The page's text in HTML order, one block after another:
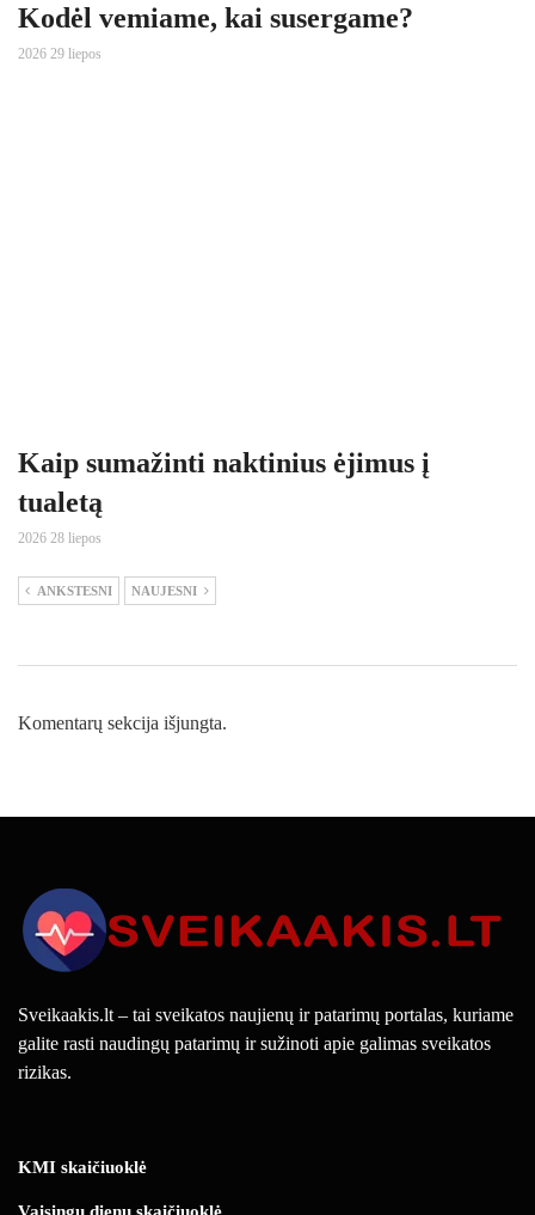
Kodėl vemiame, kai susergame?
2026 29 liepos
Kaip sumažinti naktinius ėjimus į
tualetą
2026 28 liepos
ANKSTESNI NAUJESNI
Komentarų sekcija išjungta.
Sveikaakis.lt – tai sveikatos naujienų ir patarimų portalas, kuriame
galite rasti naudingų patarimų ir sužinoti apie galimas sveikatos
rizikas.
KMI skaičiuoklė
Vaisingų dienų skaičiuoklė